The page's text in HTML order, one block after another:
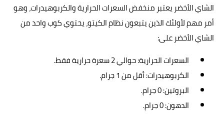
الشاي الأخضر يعتبر منخفض السعرات الحرارية والكربوهيدرات، وهو
أمر مهم لأولئك الذين يتبعون نظام الكيتو، يحتوي كوب واحد من
الشاي الأخضر على:
السعرات الحرارية: حوالي 2 سعرة حرارية فقط.
الكربوهيدرات: أقل من 1 جرام.
البروتين: 0 جرام.
الدهون: 0 جرام.